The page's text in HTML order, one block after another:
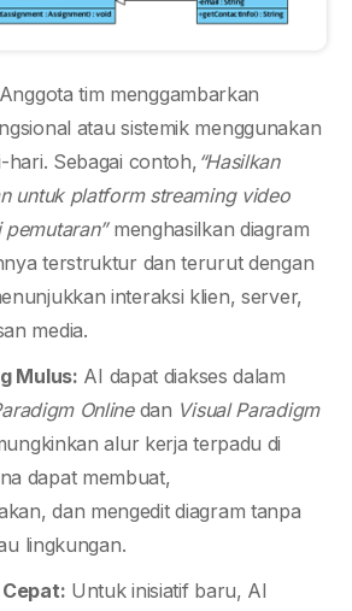
Anggota tim menggambarkan
atau sistemik menggunakan
hari. Sebagai contoh, “Hasilkan
untuk platform streaming video
menghasilkan diagram
terstruktur dan terurut dengan
interaksi klien, server,
media.
Mulus: AI dapat diakses dalam
Onlinedan Visual Paradigm
alur kerja terpadu di
dapat membuat,
dan mengedit diagram tanpa
lingkungan.
Untuk inisiatif baru, AI